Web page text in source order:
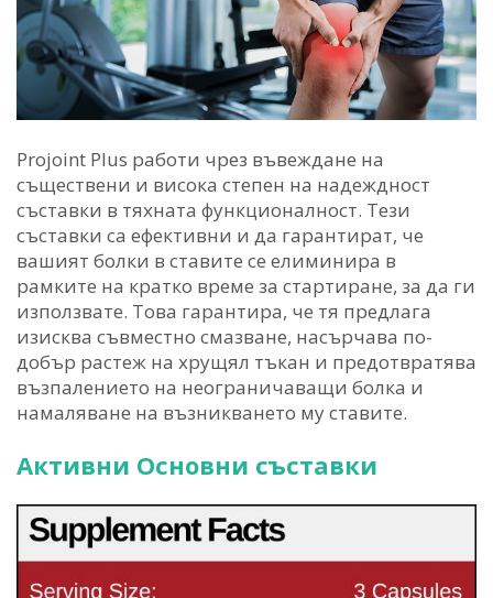
Projoint Plus работи чрез въвеждане на
съществени и висока степен на надеждност
съставки в тяхната функционалност. Тези
съставки са ефективни и да гарантират, че
вашият болки в ставите се елиминира в
рамките на кратко време за стартиране, за да ги
използвате. Това гарантира, че тя предлага
изисква съвместно смазване, насърчава по-
добър растеж на хрущял тъкан и предотвратява
възпалението на неограничаващи болка и
намаляване на възникването му ставите.
Активни Основни съставки